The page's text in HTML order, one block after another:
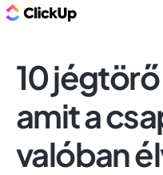
10
amit a
valóban